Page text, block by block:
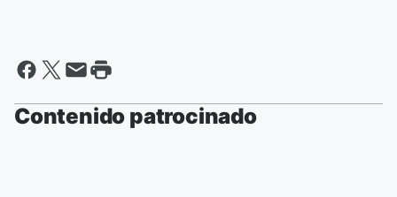
Contenido patrocinado